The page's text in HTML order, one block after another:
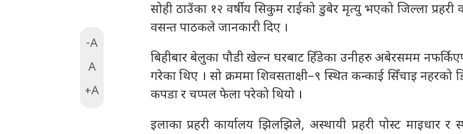
-A
A
+A
सोही ठाउँका १२ वर्षीय सिकुम राईको डुबेर मृत्यु भएको जिल्ला प्रहरी
वसन्त पाठकले जानकारी दिए ।
बिहीबार बेलुका पौडी खेल्न घरबाट हिँडेका उनीहरु अबेरसमम
गरेका थिए । सो क्रममा शिवसताक्षी–९ स्थित कन्काई सिँचाइ नहरको
कपडा र चप्पल फेला परेको थियो ।
इलाका प्रहरी कार्यालय झिलझिले, अस्थायी प्रहरी पोस्ट माइधार र